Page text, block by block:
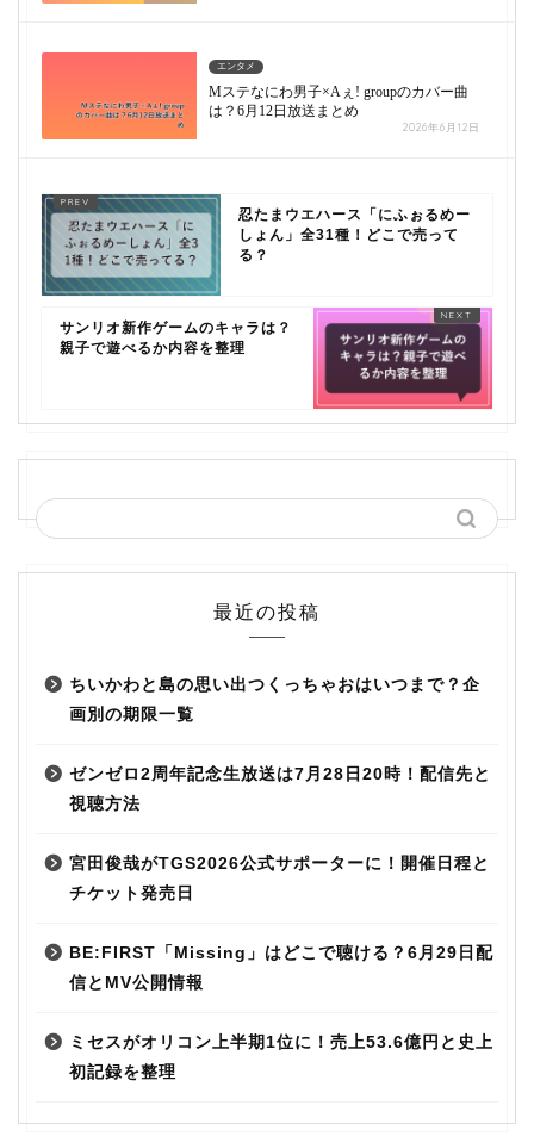
エンタメ
Mステなにわ男子×Aぇ! groupのカバー曲
は？6月12日放送まとめ
2026年6月12日
忍たまウエハース「にふぉるめー
しょん」全31種！どこで売って
る？
サンリオ新作ゲームのキャラは？
親子で遊べるか内容を整理
最近の投稿
ちいかわと島の思い出つくっちゃおはいつまで？企
画別の期限一覧
ゼンゼロ2周年記念生放送は7月28日20時！配信先と
視聴方法
宮田俊哉がTGS2026公式サポーターに！開催日程と
チケット発売日
BE:FIRST「Missing」はどこで聴ける？6月29日配
信とMV公開情報
ミセスがオリコン上半期1位に！売上53.6億円と史上
初記録を整理